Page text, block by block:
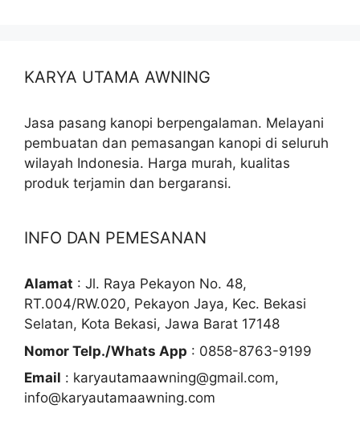
KARYA UTAMA AWNING
Jasa pasang kanopi berpengalaman. Melayani
pembuatan dan pemasangan kanopi di seluruh
wilayah Indonesia. Harga murah, kualitas
produk terjamin dan bergaransi.
INFO DAN PEMESANAN
Alamat : Jl. Raya Pekayon No. 48,
RT.004/RW.020, Pekayon Jaya, Kec. Bekasi
Selatan, Kota Bekasi, Jawa Barat 17148
Nomor Telp./Whats App : 0858-8763-9199
Email : karyautamaawning@gmail.com,
info@karyautamaawning.com